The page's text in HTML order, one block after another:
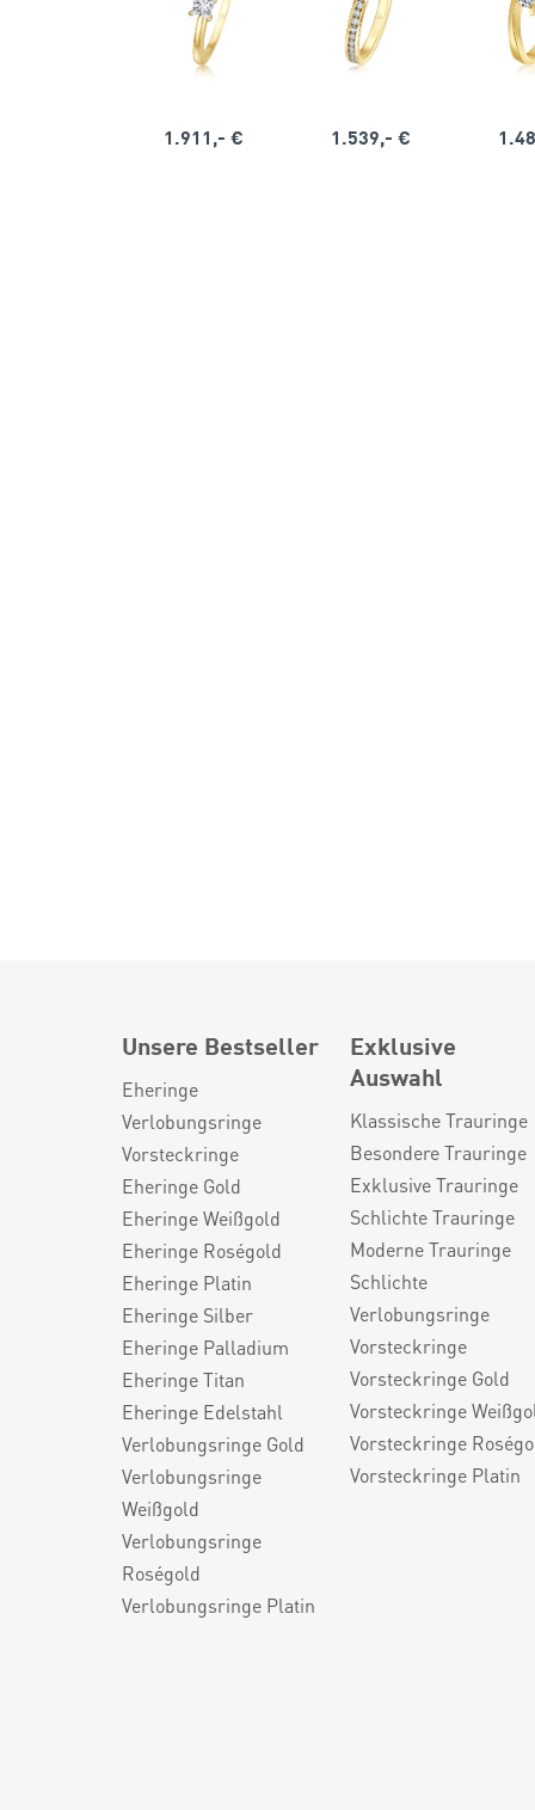
1.911,- € 1.539,- €
Unsere Bestseller
Eheringe
Verlobungsringe
Vorsteckringe
Eheringe Gold
Eheringe Weißgold
Eheringe Roségold
Eheringe Platin
Eheringe Silber
Eheringe Palladium
Eheringe Titan
Eheringe Edelstahl
Verlobungsringe Gold
Verlobungsringe
Weißgold
Verlobungsringe
Roségold
Verlobungsringe Platin
Exklusive
Auswahl
Klassische Trauringe
Besondere Trauringe
Exklusive Trauringe
Schlichte Trauringe
Moderne Trauringe
Schlichte
Verlobungsringe
Vorsteckringe
Vorsteckringe Gold
Vorsteckringe
Vorsteckringe
Vorsteckringe Platin